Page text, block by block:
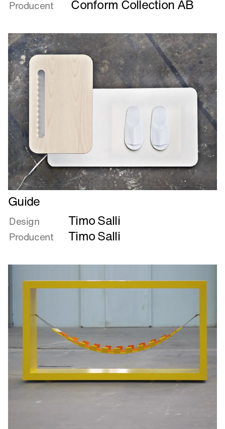
stol
mig
og
en
stol
til
min
ven
Producent Conform Collection AB
Læs
mere
om
Guide
Guide
Design Timo Salli
Producent Timo Salli